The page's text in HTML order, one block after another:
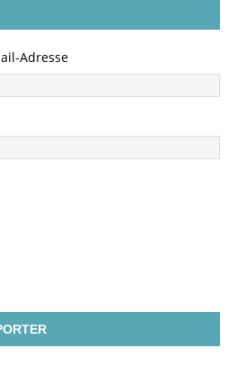
Adresse